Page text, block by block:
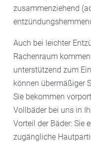
zusammenziehend
Auch bei leichter
Rachenraum
unterstützend zum
können übermäßiger
Sie bekommen
Vollbäder bei uns in
Vorteil der Bäder: Sie
zugängliche